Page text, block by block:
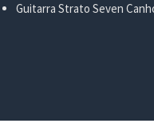
Guitarra Strato Seven